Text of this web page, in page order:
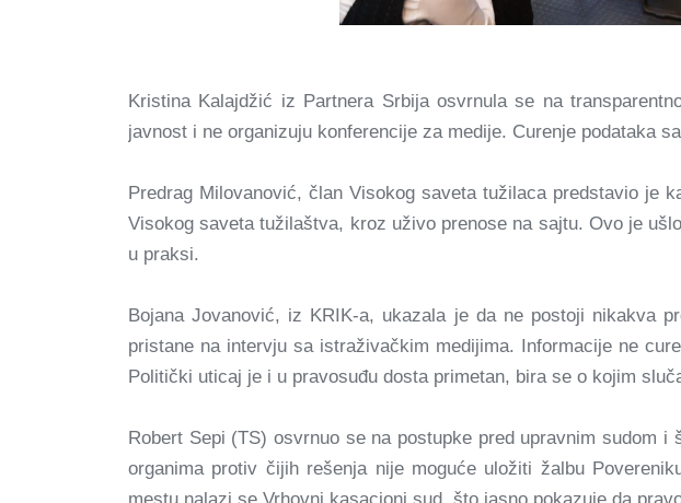
Kristina Kalajdžić iz Partnera Srbija osvrnula se na
javnost i ne organizuju konferencije za medije. Curenje podataka
Predrag Milovanović, član Visokog saveta tužilaca predstavio je
Visokog saveta tužilaštva, kroz uživo prenose na sajtu. Ovo je
u praksi.
Bojana Jovanović, iz KRIK-a, ukazala je da ne postoji nikakva
pristane na intervju sa istraživačkim medijima. Informacije ne
Politički uticaj je i u pravosuđu dosta primetan, bira se o kojim
Robert Sepi (TS) osvrnuo se na postupke pred upravnim sudom
organima protiv čijih rešenja nije moguće uložiti žalbu